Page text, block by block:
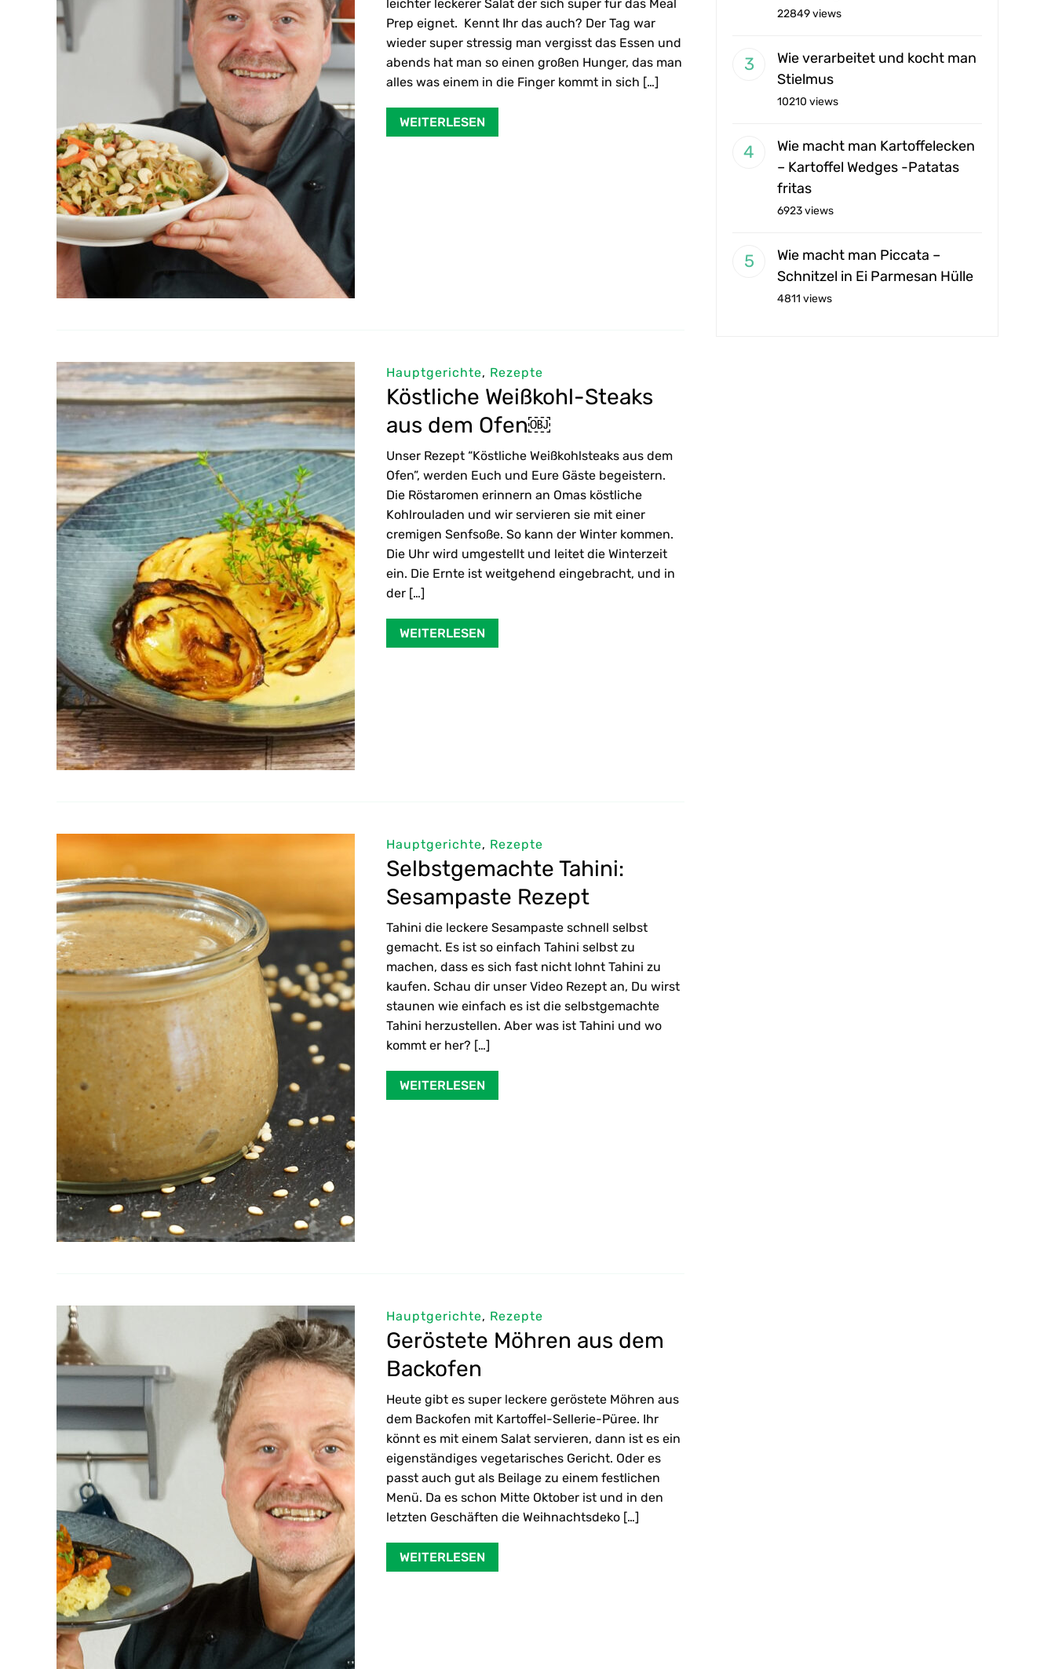
leichter leckerer Salat der sich super für das Meal
Prep eignet. Kennt Ihr das auch? Der Tag war
wieder super stressig man vergisst das Essen und
abends hat man so einen großen Hunger, das man
alles was einem in die Finger kommt in sich […]
WEITERLESEN
Hauptgerichte, Rezepte
Köstliche Weißkohl-Steaks
aus dem Ofen￼
Unser Rezept “Köstliche Weißkohlsteaks aus dem
Ofen”, werden Euch und Eure Gäste begeistern.
Die Röstaromen erinnern an Omas köstliche
Kohlrouladen und wir servieren sie mit einer
cremigen Senfsoße. So kann der Winter kommen.
Die Uhr wird umgestellt und leitet die Winterzeit
ein. Die Ernte ist weitgehend eingebracht, und in
der […]
WEITERLESEN
Hauptgerichte, Rezepte
Selbstgemachte Tahini:
Sesampaste Rezept
Tahini die leckere Sesampaste schnell selbst
gemacht. Es ist so einfach Tahini selbst zu
machen, dass es sich fast nicht lohnt Tahini zu
kaufen. Schau dir unser Video Rezept an, Du wirst
staunen wie einfach es ist die selbstgemachte
Tahini herzustellen. Aber was ist Tahini und wo
kommt er her? […]
WEITERLESEN
Hauptgerichte, Rezepte
Geröstete Möhren aus dem
Backofen
Heute gibt es super leckere geröstete Möhren aus
dem Backofen mit Kartoffel-Sellerie-Püree. Ihr
könnt es mit einem Salat servieren, dann ist es ein
eigenständiges vegetarisches Gericht. Oder es
passt auch gut als Beilage zu einem festlichen
Menü. Da es schon Mitte Oktober ist und in den
letzten Geschäften die Weihnachtsdeko […]
WEITERLESEN
22849 views
Wie verarbeitet und kocht man
Stielmus
10210 views
Wie macht man Kartoffelecken
– Kartoffel Wedges -Patatas
fritas
6923 views
Wie macht man Piccata –
Schnitzel in Ei Parmesan Hülle
4811 views